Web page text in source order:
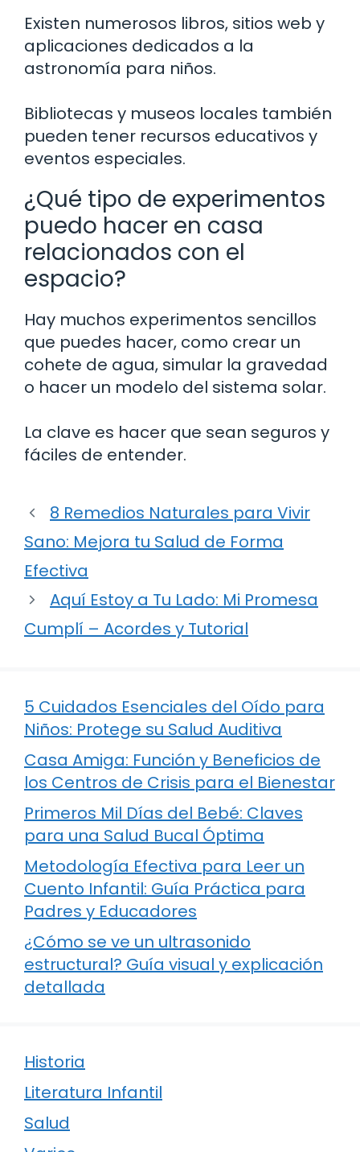
Existen numerosos libros, sitios web y
aplicaciones dedicados a la
astronomía para niños.
Bibliotecas y museos locales también
pueden tener recursos educativos y
eventos especiales.
¿Qué tipo de experimentos
puedo hacer en casa
relacionados con el
espacio?
Hay muchos experimentos sencillos
que puedes hacer, como crear un
cohete de agua, simular la gravedad
o hacer un modelo del sistema solar.
La clave es hacer que sean seguros y
fáciles de entender.
8 Remedios Naturales para Vivir
Sano: Mejora tu Salud de Forma
Efectiva
Aquí Estoy a Tu Lado: Mi Promesa
Cumplí – Acordes y Tutorial
5 Cuidados Esenciales del Oído para
Niños: Protege su Salud Auditiva
Casa Amiga: Función y Beneficios de
los Centros de Crisis para el Bienestar
Primeros Mil Días del Bebé: Claves
para una Salud Bucal Óptima
Metodología Efectiva para Leer un
Cuento Infantil: Guía Práctica para
Padres y Educadores
¿Cómo se ve un ultrasonido
estructural? Guía visual y explicación
detallada
Historia
Literatura Infantil
Salud